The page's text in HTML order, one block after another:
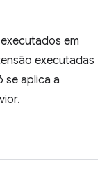
em
executadas
se aplica a